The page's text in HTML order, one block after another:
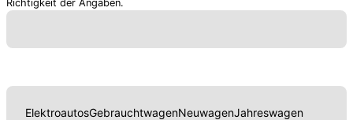
Richtigkeit der Angaben.
ElektroautosGebrauchtwagenNeuwagenJahreswagen